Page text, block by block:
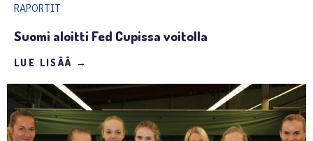
RAPORTIT
Suomi aloitti Fed Cupissa voitolla
LUE LISÄÄ →